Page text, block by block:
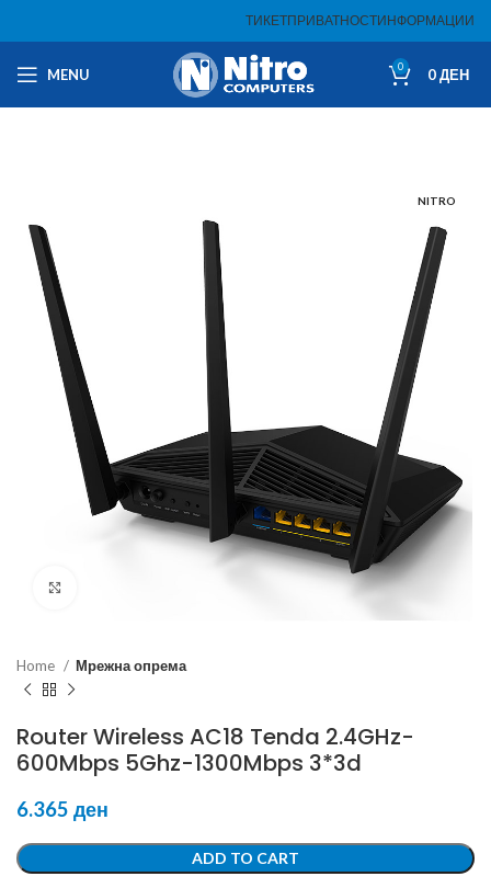
ТИКЕТПРИВАТНОСТИНФОРМАЦИИ
MENU 0 0ДЕН
NITRO
Home Мрежна опрема
Router Wireless AC18 Tenda 2.4GHz-
600Mbps 5Ghz-1300Mbps 3*3d
6.365 ден
ADD TO CART